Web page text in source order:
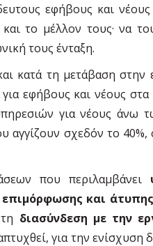
εφήβους και
το μέλλον τους· να
τους ένταξη.
κατά τη μετάβαση
εφήβους και νέους
για νέους άνω
σχεδόν το 40%,
που περιλαμβάνει
και
διασύνδεση με την
για την